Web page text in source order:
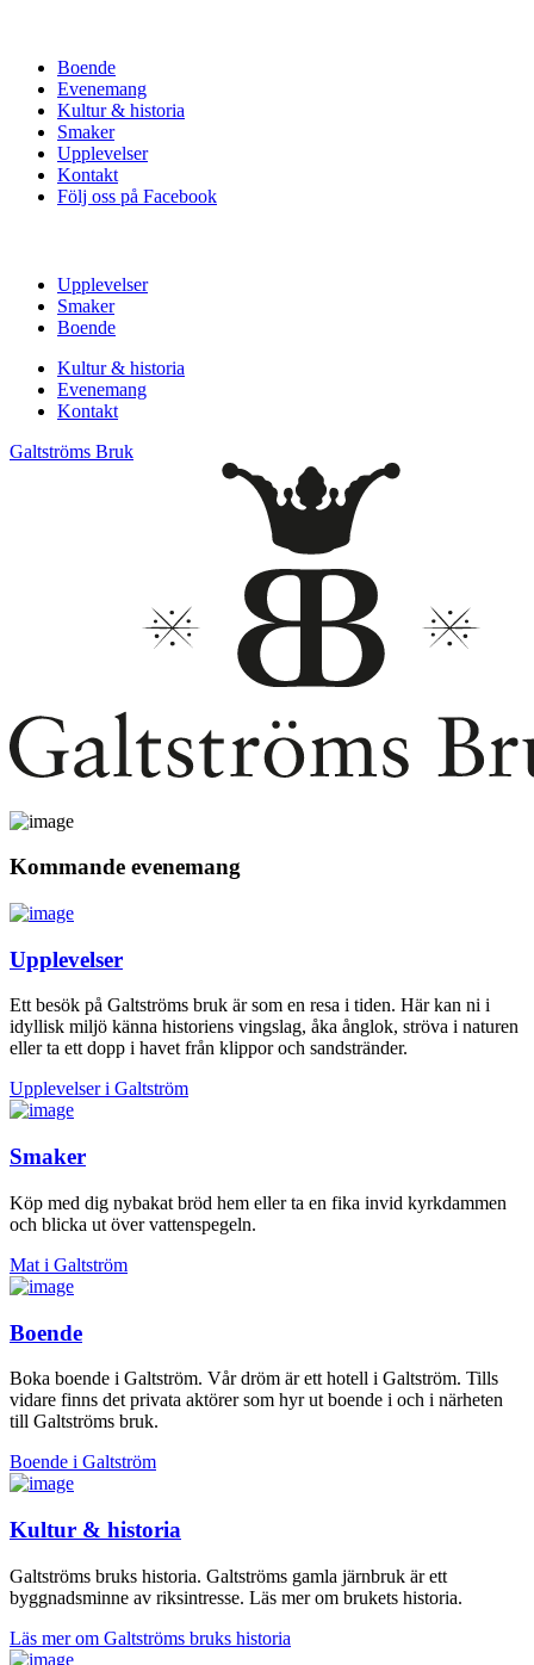
Boende
Evenemang
Kultur & historia
Smaker
Upplevelser
Kontakt
Följ oss på Facebook
Upplevelser
Smaker
Boende
Kultur & historia
Evenemang
Kontakt
Galtströms Bruk
Kommande evenemang
Upplevelser
Ett besök på Galtströms bruk är som en resa i tiden. Här kan ni i
idyllisk miljö känna historiens vingslag, åka ånglok, ströva i naturen
eller ta ett dopp i havet från klippor och sandstränder.
Upplevelser i Galtström
Smaker
Köp med dig nybakat bröd hem eller ta en fika invid kyrkdammen
och blicka ut över vattenspegeln.
Mat i Galtström
Boende
Boka boende i Galtström. Vår dröm är ett hotell i Galtström. Tills
vidare finns det privata aktörer som hyr ut boende i och i närheten
till Galtströms bruk.
Boende i Galtström
Kultur & historia
Galtströms bruks historia. Galtströms gamla järnbruk är ett
byggnadsminne av riksintresse. Läs mer om brukets historia.
Läs mer om Galtströms bruks historia